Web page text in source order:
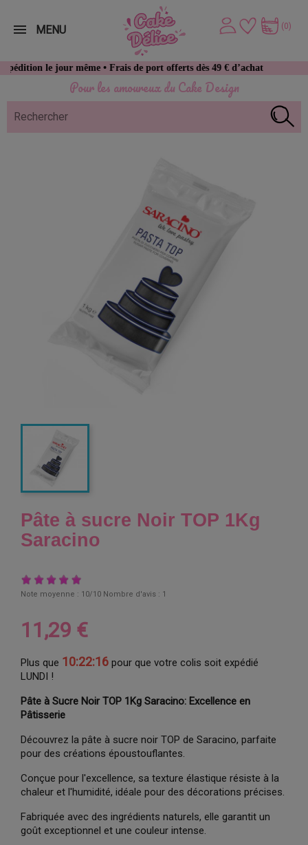
Pour les amoureux du Cake Design
le jour même • Frais de port offerts dès 49 € d’achat
(0)
MENU
Pâte à sucre Noir TOP 1Kg
Saracino
Note moyenne : 10/10 Nombre d'avis : 1
11,29 €
Plus que 10:22:15 pour que votre colis soit expédié
LUNDI !
Pâte à Sucre Noir TOP 1Kg Saracino: Excellence en
Pâtisserie
Découvrez la pâte à sucre noir TOP de Saracino, parfaite
pour des créations époustouflantes.
Conçue pour l'excellence, sa texture élastique résiste à la
chaleur et l'humidité, idéale pour des décorations précises.
Fabriquée avec des ingrédients naturels, elle garantit un
goût exceptionnel et une couleur intense.